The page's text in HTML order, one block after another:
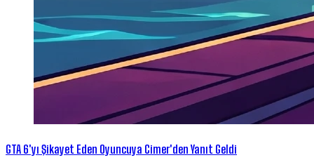
GTA 6'yı Şikayet Eden Oyuncuya Cimer'den Yanıt Geldi